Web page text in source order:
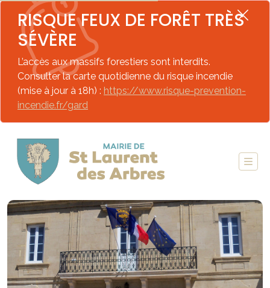
RISQUE FEUX DE FORÊT TRÈS
SÉVÈRE
L’accès aux massifs forestiers sont interdits.
Consulter la carte quotidienne du risque incendie
(mise à jour à 18h) : https://www.risque-prevention-
incendie.fr/gard